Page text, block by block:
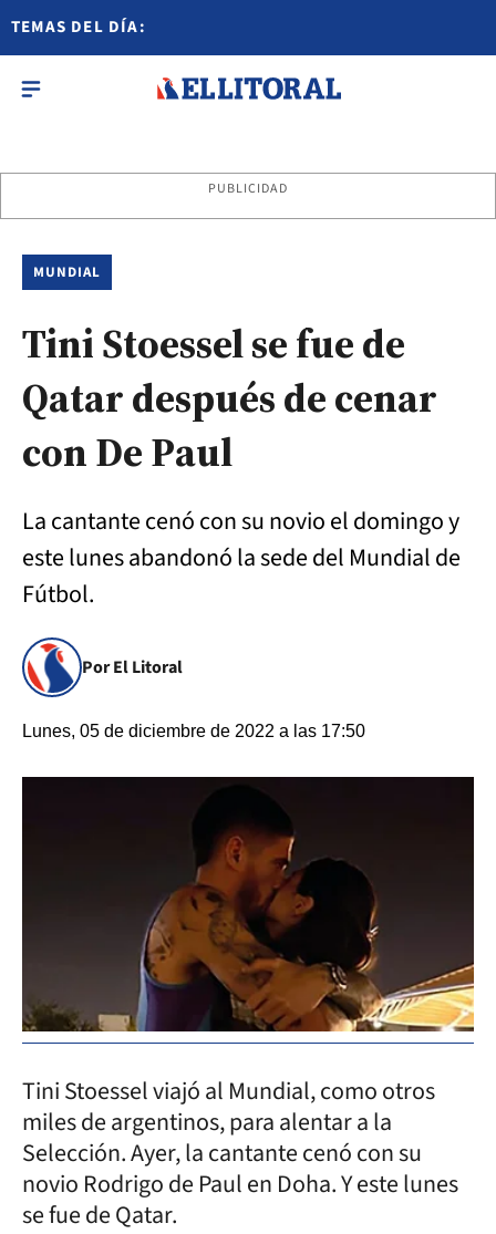
TEMAS DEL DÍA:
PUBLICIDAD
MUNDIAL
Tini Stoessel se fue de
Qatar después de cenar
con De Paul
La cantante cenó con su novio el domingo y
este lunes abandonó la sede del Mundial de
Fútbol.
Por El Litoral
Lunes, 05 de diciembre de 2022 a las 17:50
Tini Stoessel viajó al Mundial, como otros
miles de argentinos, para alentar a la
Selección. Ayer, la cantante cenó con su
novio Rodrigo de Paul en Doha. Y este lunes
se fue de Qatar.